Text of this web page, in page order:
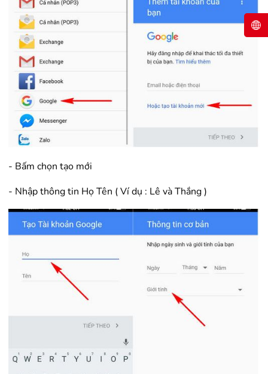
- Bấm chọn tạo mới
- Nhập thông tin Họ Tên ( Ví dụ : Lê và Thắng )